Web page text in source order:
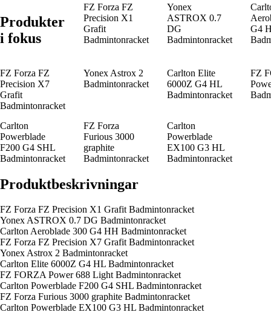
Produkter
i fokus
FZ Forza FZ
Precision X1
Grafit
Badmintonracket
Yonex
ASTROX 0.7
DG
Badmintonracket
G4
FZ Forza FZ
Precision X7
Grafit
Badmintonracket
Yonex Astrox 2
Badmintonracket
Carlton Elite
6000Z G4 HL
Badmintonracket
FZ
Carlton
Powerblade
F200 G4 SHL
Badmintonracket
FZ Forza
Furious 3000
graphite
Badmintonracket
Carlton
Powerblade
EX100 G3 HL
Badmintonracket
Produktbeskrivningar
FZ Forza FZ Precision X1 Grafit Badmintonracket
Yonex ASTROX 0.7 DG Badmintonracket
Carlton Aeroblade 300 G4 HH Badmintonracket
FZ Forza FZ Precision X7 Grafit Badmintonracket
Yonex Astrox 2 Badmintonracket
Carlton Elite 6000Z G4 HL Badmintonracket
FZ FORZA Power 688 Light Badmintonracket
Carlton Powerblade F200 G4 SHL Badmintonracket
FZ Forza Furious 3000 graphite Badmintonracket
Carlton Powerblade EX100 G3 HL Badmintonracket